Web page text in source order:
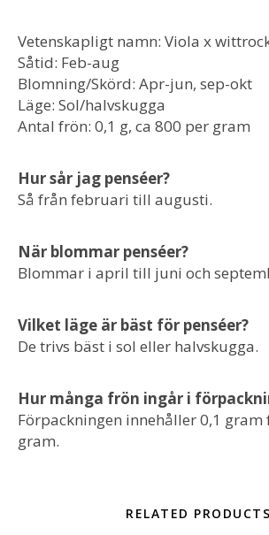
Vetenskapligt namn: Viola x
Såtid: Feb-aug
Blomning/Skörd: Apr-jun, sep-okt
Läge: Sol/halvskugga
Antal frön: 0,1 g, ca 800 per gram
Hur sår jag penséer?
Så från februari till augusti.
När blommar penséer?
Blommar i april till juni och
Vilket läge är bäst för penséer?
De trivs bäst i sol eller halvskugga.
Hur många frön ingår i
Förpackningen innehåller 0,1 gram
gram.
RELATED PRODUCTS